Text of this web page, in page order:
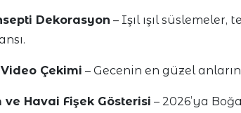
Dekorasyon – Işıl ışıl
Çekimi – Gecenin en güzel
ve Havai Fişek Gösterisi – 2026’ya